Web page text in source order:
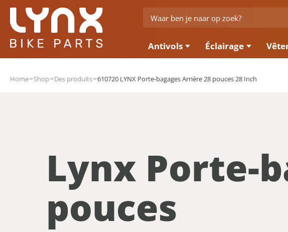
Antivols Éclairage
Home Shop Des produits 610720 LYNX Porte-bagages Arrière 28 pouces 28 Inch
Lynx Porte-
pouces